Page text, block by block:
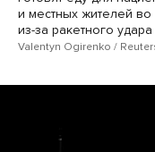
и местных жителей
из-за ракетного
Valentyn Ogirenko /